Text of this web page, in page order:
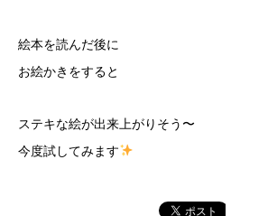
絵本を読んだ後に
お絵かきをすると
ステキな絵が出来上がりそう〜
今度試してみます